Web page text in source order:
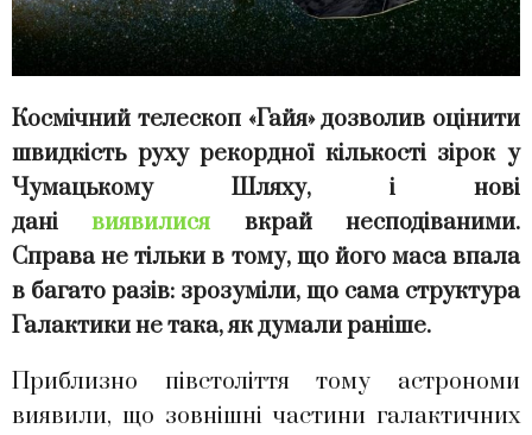
Космічний телескоп «Гайя» дозволив оцінити
швидкість руху рекордної кількості зірок у
Чумацькому Шляху, і нові
данівиявилися вкрай несподіваними.
Справа не тільки в тому, що його маса впала
в багато разів: зрозуміли, що сама структура
Галактики не така, як думали раніше.
Приблизно півстоліття тому астрономи
виявили, що зовнішні частини галактичних